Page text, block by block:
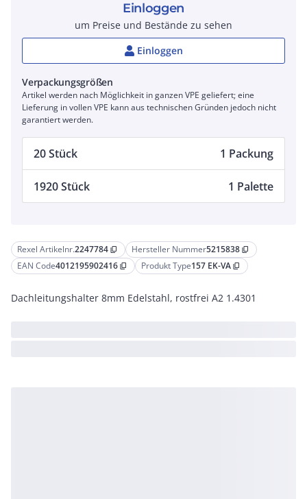
Rexel Artikelnr.2247784 content_copy Hersteller Nummer5215838 content_copy
EAN Code4012195902416 content_copy Produkt Type157 EK-VA content_copy
Dachleitungshalter 8mm Edelstahl, rostfrei A2 1.4301
Einloggen
um Preise und Bestände zu sehen
Einloggen
Verpackungsgrößen
Artikel werden nach Möglichkeit in ganzen VPE geliefert; eine
Lieferung in vollen VPE kann aus technischen Gründen jedoch nicht
garantiert werden.
20 Stück 1 Packung
1920 Stück 1 Palette